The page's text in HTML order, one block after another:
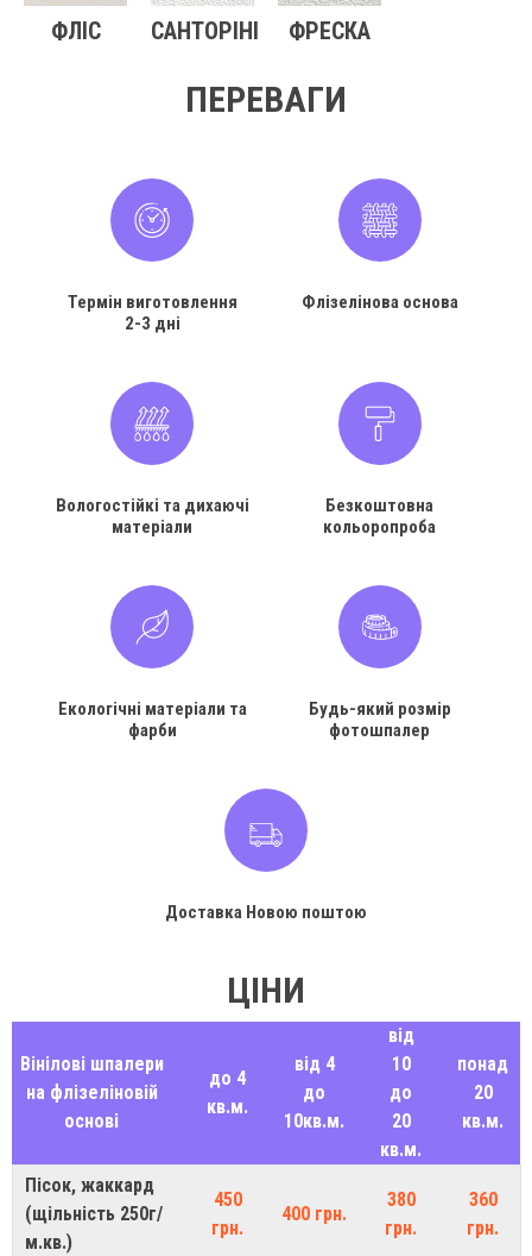
ФЛІС САНТОРІНІ ФРЕСКА
ПЕРЕВАГИ
Термін виготовлення
2-3 дні
Флізелінова основа
Вологостійкі та дихаючі
матеріали
Безкоштовна
кольоропроба
Екологічні матеріали та
фарби
Будь-який розмір
фотошпалер
Доставка Новою поштою
ЦІНИ
Вінілові шпалери
на флізеліновій
основі
до 4
кв.м.
від 4
до
10кв.м.
від
10
до
20
кв.м.
понад
20
кв.м.
Пісок, жаккард
(щільність 250г/
м.кв.)
450
грн.
400 грн.
380
грн.
360
грн.